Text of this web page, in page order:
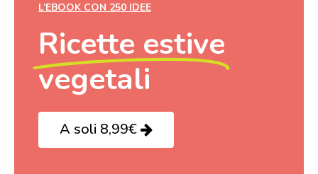
L’EBOOK CON 250 IDEE
Ricette estive
vegetali
A soli 8,99€